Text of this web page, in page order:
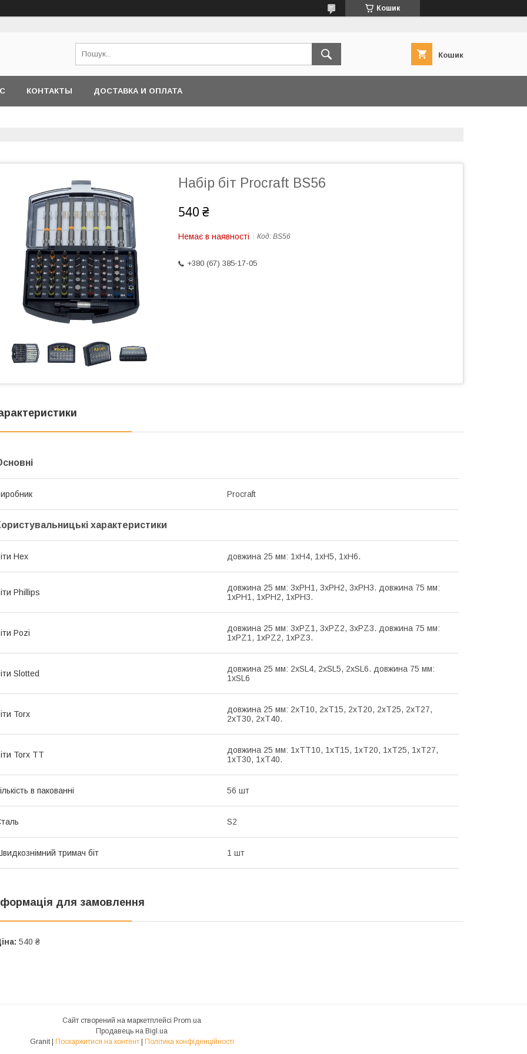
Кошик
Кошик
КОНТАКТЫ ДОСТАВКА И ОПЛАТА
Набір біт Procraft BS56
540 ₴
Немає в наявності Код: BS56
+380 (67) 385-17-05
Procraft
характеристики
Hex довжина 25 мм: 1хH4, 1хH5, 1хH6.
Phillips
довжина 25 мм: 3хPH1, 3хPH2, 3хPH3. довжина 75 мм:
1хPH1, 1хPH2, 1хPH3.
Pozi
довжина 25 мм: 3хPZ1, 3хPZ2, 3хPZ3. довжина 75 мм:
1хPZ1, 1хPZ2, 1хPZ3.
Slotted
довжина 25 мм: 2хSL4, 2хSL5, 2хSL6. довжина 75 мм:
1хSL6
Torx
довжина 25 мм: 2хT10, 2xT15, 2xT20, 2xT25, 2xT27,
2xT30, 2xT40.
Torx TT
довжина 25 мм: 1хTT10, 1xT15, 1xT20, 1xT25, 1xT27,
1xT30, 1xT40.
в пакованні 56 шт
S2
тримач біт 1 шт
для замовлення
540 ₴
Сайт створений на маркетплейсі Prom.ua
Продавець на Bigl.ua
Поскаржитися на контент Політика конфіденційності